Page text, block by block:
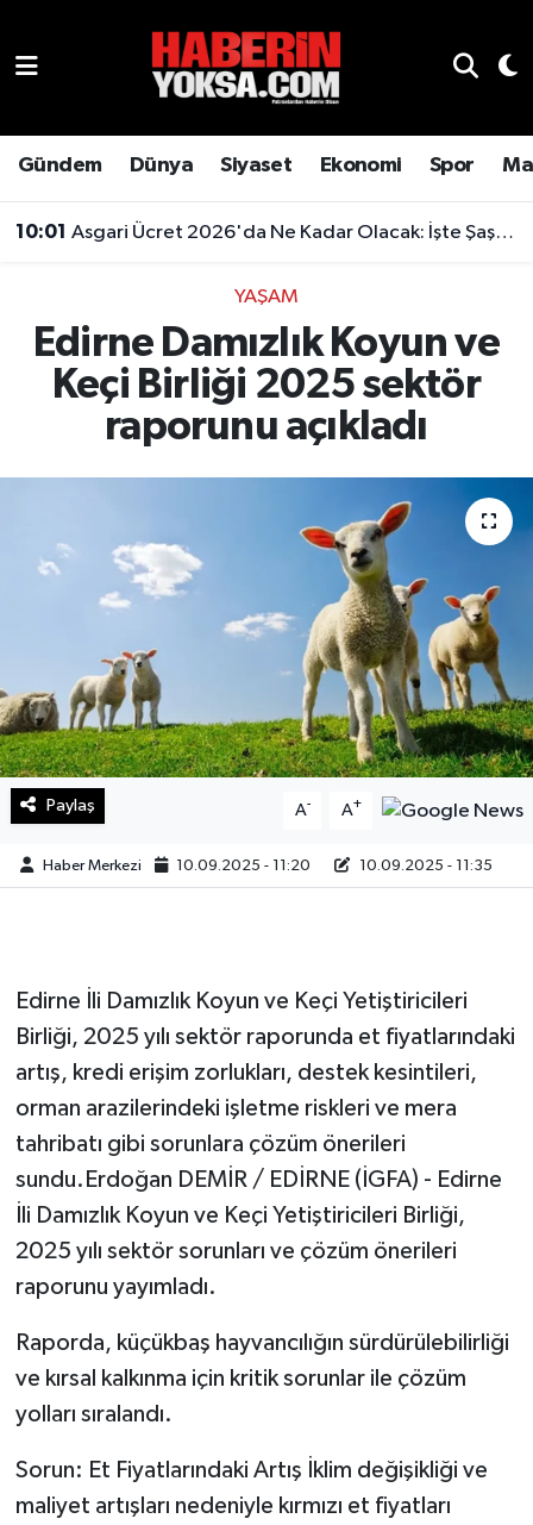
Gündem Dünya Siyaset Ekonomi Spor
10:01 Asgari Ücret 2026'da Ne Kadar Olacak: İşte Şaşırtan Rakam
YAŞAM
Edirne Damızlık Koyun ve
Keçi Birliği 2025 sektör
raporunu açıkladı
Paylaş A- A+
Haber Merkezi 10.09.2025 - 11:20 10.09.2025 - 11:35
Edirne İli Damızlık Koyun ve Keçi Yetiştiricileri
Birliği, 2025 yılı sektör raporunda et fiyatlarındaki
artış, kredi erişim zorlukları, destek kesintileri,
orman arazilerindeki işletme riskleri ve mera
tahribatı gibi sorunlara çözüm önerileri
sundu.Erdoğan DEMİR / EDİRNE (İGFA) - Edirne
İli Damızlık Koyun ve Keçi Yetiştiricileri Birliği,
2025 yılı sektör sorunları ve çözüm önerileri
raporunu yayımladı.
Raporda, küçükbaş hayvancılığın sürdürülebilirliği
ve kırsal kalkınma için kritik sorunlar ile çözüm
yolları sıralandı.
Sorun: Et Fiyatlarındaki Artış İklim değişikliği ve
maliyet artışları nedeniyle kırmızı et fiyatları
Genel
Gündem
Sağlık
Yaşam
Hava Durumu
Son Dakika Haberleri
Haber Arşivi